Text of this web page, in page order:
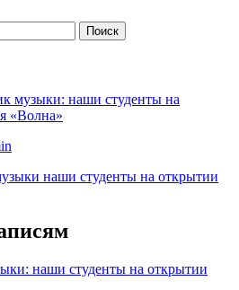
музыки: наши студенты на
«Волна»
наши студенты на открытии